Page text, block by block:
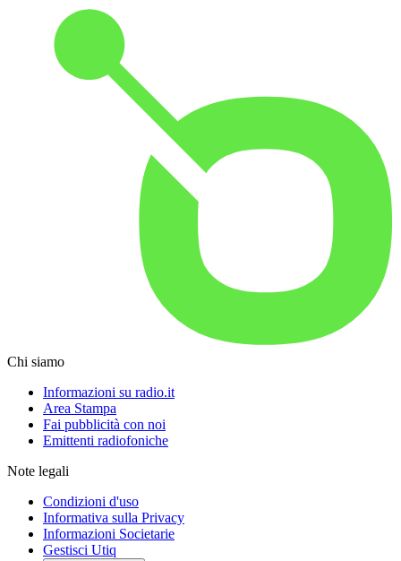
Chi siamo
Informazioni su radio.it
Area Stampa
Fai pubblicità con noi
Emittenti radiofoniche
Note legali
Condizioni d'uso
Informativa sulla Privacy
Informazioni Societarie
Gestisci Utiq